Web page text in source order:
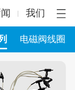
我们
电磁阀线圈